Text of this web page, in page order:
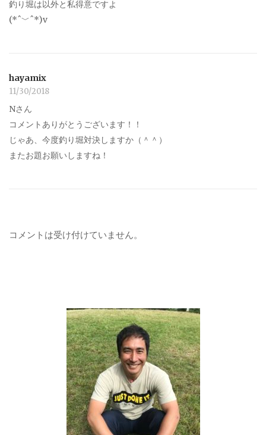
釣り堀は以外と私得意ですよ
(*ˆ﹀ˆ*)v
hayamix
11/30/2018
Nさん
コメントありがとうございます！！
じゃあ、今度釣り堀対決しますか（＾＾）
またお題お願いしますね！
コメントは受け付けていません。